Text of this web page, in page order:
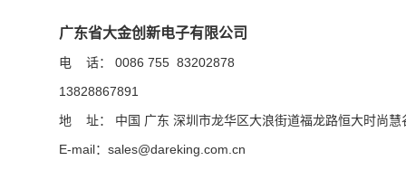
广东省大金创新电子有限公司
电 话： 0086 755 83202878
13828867891
地 址： 中国 广东 深圳市龙华区大浪街道福龙路恒大时尚
E-mail： sales@dareking.com.cn